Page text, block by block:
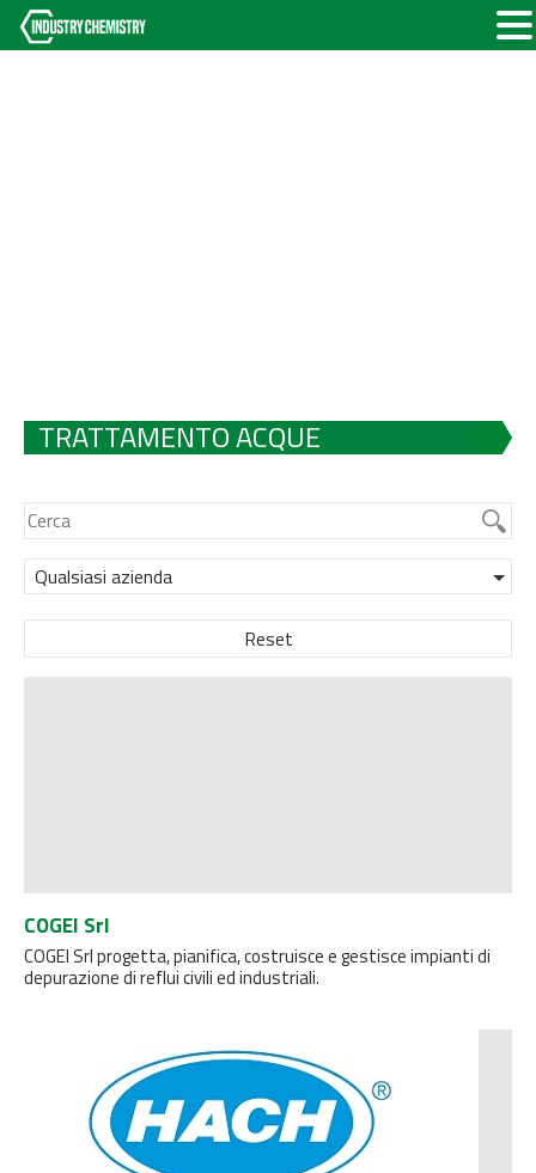
TRATTAMENTO ACQUE
Qualsiasi azienda
Reset
COGEI Srl
COGEI Srl progetta, pianifica, costruisce e gestisce impianti di
depurazione di reflui civili ed industriali.